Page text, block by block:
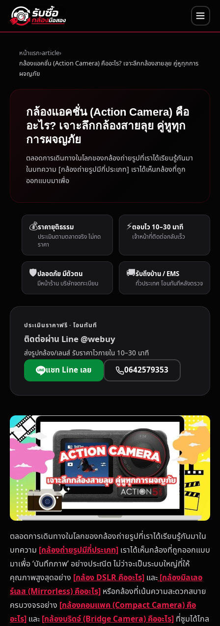
หน้าแรก article
กล้องแอคชั่น (Action Camera) คืออะไร? เจาะลึกกล้องสายลุย คู่หูทุกการ
ผจญภัย
กล้องแอคชั่น (Action Camera) คือ
อะไร? เจาะลึกกล้องสายลุย คู่หูทุก
การผจญภัย
ตลอดการเดินทางในโลกของกล้องถ่ายรูปที่เราได้เรียนรู้กันมา
ในบทความ [กล้องถ่ายรูปมีกี่ประเภท] เราได้เห็นกล้องที่ถูก
ออกแบบมาเพื่อ
💰ราคายุติธรรม
ประเมินตามตลาดจริง ไม่กด
ราคา
⚡ตอบไว 10–30 นาที
เจ้าหน้าที่ติดต่อกลับเร็ว
🛡️ปลอดภัย มีตัวตน
มีหน้าร้าน บริษัทจดทะเบียน
🚚รับถึงบ้าน / EMS
ทั่วประเทศ โอนทันทีหลังตรวจ
ประเมินราคาฟรี · โอนทันที
ติดต่อผ่าน Line @webuy
ส่งรูปกล้อง/เลนส์ รับราคาไวภายใน 10–30 นาที
แชท Line เลย 0642579353
ตลอดการเดินทางในโลกของกล้องถ่ายรูปที่เราได้เรียนรู้กันมาใน
บทความ [กล้องถ่ายรูปมีกี่ประเภท] เราได้เห็นกล้องที่ถูกออกแบบ
มาเพื่อ ‘บันทึกภาพ’ อย่างประณีต ไม่ว่าจะเป็นระบบใหญ่ที่ให้
คุณภาพสูงสุดอย่าง [กล้อง DSLR คืออะไร] และ [กล้องมิลเลอ
ร์เลส (Mirrorless) คืออะไร] หรือกล้องที่เน้นความสะดวกสบาย
ครบวงจรอย่าง [กล้องคอมแพค (Compact Camera) คือ
อะไร] และ [กล้องบริดจ์ (Bridge Camera) คืออะไร] ที่ซูมได้ไกล